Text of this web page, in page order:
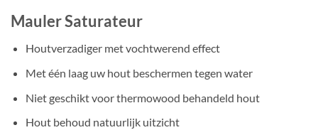
Mauler Saturateur
Houtverzadiger met vochtwerend effect
Met één laag uw hout beschermen tegen water
Niet geschikt voor thermowood behandeld hout
Hout behoud natuurlijk uitzicht